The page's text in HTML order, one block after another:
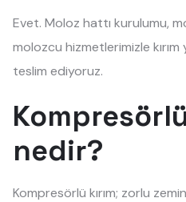
Evet. Moloz hattı kurulumu,
molozcu hizmetlerimizle kırım
teslim ediyoruz.
Kompresörlü
nedir?
Kompresörlü kırım; zorlu